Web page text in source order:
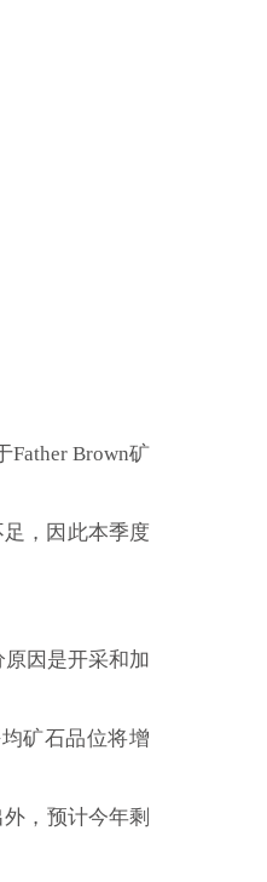
Father Brown矿
，因此本季度
原因是开采和加
矿石品位将增
，预计今年剩